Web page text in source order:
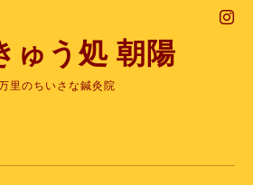
ゅう処 朝陽
里のちいさな鍼灸院